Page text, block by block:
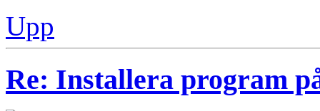
Upp
Re: Installera program